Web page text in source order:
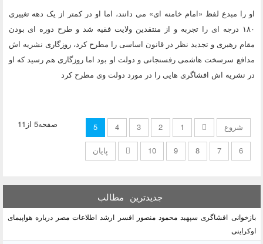
او را مبدع لفظ «امام خامنه ­ای» می دانند، اما او در کمتر از یک دهه تغییری
۱۸۰ درجه ای را تجربه و از منتقدین ولایت فقیه شد و طرح دوره ای بودن
مقام رهبری و تجدید نظر در قانون اساسی را مطرح کرد، روزگاری نشریه اش
مدافع سرسخت هاشمی رفسنجانی و دولت او بود اما روزگاری هم رسید که او
در نشریه اش افشاگری هایی را در مورد دولت وی مطرح کرد
صفحه5 از11 شروع 1
2
3
4
5
6
7
8
9
10 پایان
جدیدترین مطالب
بازخوانی افشاگری سپهبد محمود منصور افسر ارشد اطلاعات مصر درباره هواپیمای
اوکراینی